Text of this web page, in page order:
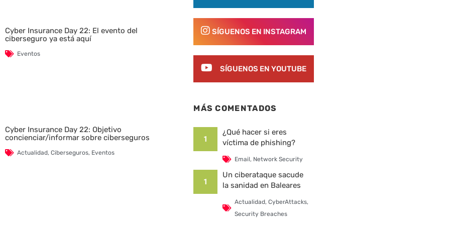
Cyber Insurance Day 22: El evento del
ciberseguro ya está aquí
Eventos
Cyber Insurance Day 22: Objetivo
concienciar/informar sobre ciberseguros
Actualidad, Ciberseguros, Eventos
SÍGUENOS EN INSTAGRAM
SÍGUENOS EN YOUTUBE
MÁS COMENTADOS
1
¿Qué hacer si eres
víctima de phishing?
Email, Network Security
1
Un ciberataque sacude
la sanidad en Baleares
Actualidad, CyberAttacks,
Security Breaches